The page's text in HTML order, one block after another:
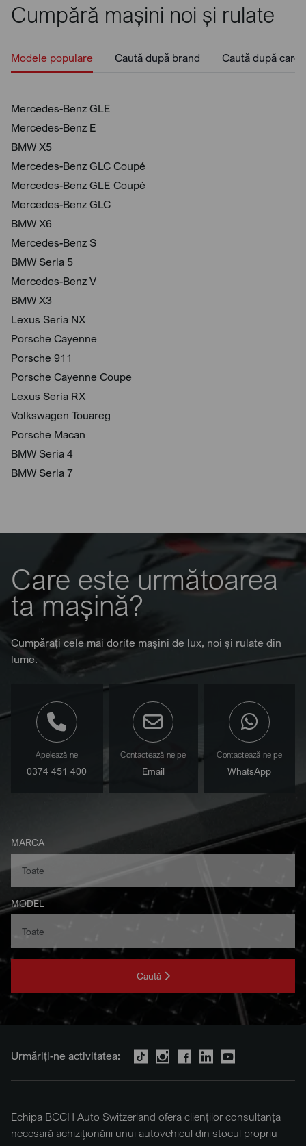
Cumpără mașini noi și rulate
Modele populare Caută după brand Caută după
Mercedes-Benz GLE
Mercedes-Benz E
BMW X5
Mercedes-Benz GLC Coupé
Mercedes-Benz GLE Coupé
Mercedes-Benz GLC
BMW X6
Mercedes-Benz S
BMW Seria 5
Mercedes-Benz V
BMW X3
Lexus Seria NX
Porsche Cayenne
Porsche 911
Porsche Cayenne Coupe
Lexus Seria RX
Volkswagen Touareg
Porsche Macan
BMW Seria 4
BMW Seria 7
Care este următoarea
ta mașină?
Cumpărați cele mai dorite mașini de lux, noi și rulate din
lume.
Apelează-ne
0374 451 400
Contactează-ne pe
Email
Contactează-ne pe
WhatsApp
MARCA
MODEL
Caută
Urmăriți-ne activitatea:
Echipa BCCH Auto Switzerland oferă clienților consultanța
necesară achiziționării unui autovehicul din stocul propriu